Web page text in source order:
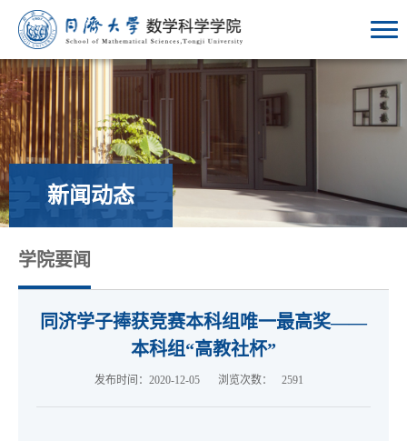
新闻动态
学院要闻
同济学子捧获竞赛本科组唯一最高奖——
本科组“高教社杯”
发布时间：2020-12-05 浏览次数： 2591